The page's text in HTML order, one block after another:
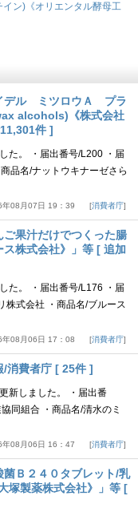
イン)《オリエンタル酵母工
デル ミツロウＡ プラ
alcohols)《株式会社
件 ]
た。 ・届出番号/L200 ・届
品名/ナットウキナーゼさら
年08月07日 19：39 消費者庁
果汁だけでつくった腸
株式会社》」等 [ 追加
た。 ・届出番号/L176 ・届
株式会社 ・商品名/ブルース
年08月06日 17：08 消費者庁
/消費者庁 [ 25件 ]
新しました。 ・届出番
同組合 ・商品名/清水のミ
年08月06日 16：47 消費者庁
Ｂ２４０タブレット/乳
塚製薬株式会社》」等 [